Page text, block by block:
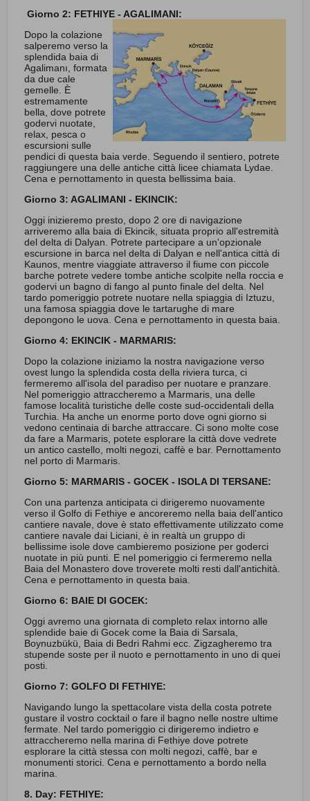
Giorno 2: FETHIYE - AGALIMANI:
Dopo la colazione
salperemo verso la
splendida baia di
Agalimanı, formata
da due cale
gemelle. È
estremamente
bella, dove potrete
godervi nuotate,
relax, pesca o
escursioni sulle
pendici di questa baia verde. Seguendo il sentiero, potrete
raggiungere una delle antiche città licee chiamata Lydae.
Cena e pernottamento in questa bellissima baia.
Giorno 3: AGALIMANI - EKINCIK:
Oggi inizieremo presto, dopo 2 ore di navigazione
arriveremo alla baia di Ekincik, situata proprio all'estremità
del delta di Dalyan. Potrete partecipare a un'opzionale
escursione in barca nel delta di Dalyan e nell'antica città di
Kaunos, mentre viaggiate attraverso il fiume con piccole
barche potrete vedere tombe antiche scolpite nella roccia e
godervi un bagno di fango al punto finale del delta. Nel
tardo pomeriggio potrete nuotare nella spiaggia di Iztuzu,
una famosa spiaggia dove le tartarughe di mare
depongono le uova. Cena e pernottamento in questa baia.
Giorno 4: EKINCIK - MARMARIS:
Dopo la colazione iniziamo la nostra navigazione verso
ovest lungo la splendida costa della riviera turca, ci
fermeremo all'isola del paradiso per nuotare e pranzare.
Nel pomeriggio attraccheremo a Marmaris, una delle
famose località turistiche delle coste sud-occidentali della
Turchia. Ha anche un enorme porto dove ogni giorno si
vedono centinaia di barche attraccare. Ci sono molte cose
da fare a Marmaris, potete esplorare la città dove vedrete
un antico castello, molti negozi, caffè e bar. Pernottamento
nel porto di Marmaris.
Giorno 5: MARMARIS - GOCEK - ISOLA DI TERSANE:
Con una partenza anticipata ci dirigeremo nuovamente
verso il Golfo di Fethiye e ancoreremo nella baia dell'antico
cantiere navale, dove è stato effettivamente utilizzato come
cantiere navale dai Liciani, è in realtà un gruppo di
bellissime isole dove cambieremo posizione per goderci
nuotate in più punti. E nel pomeriggio ci fermeremo nella
Baia del Monastero dove troverete molti resti dall'antichità.
Cena e pernottamento in questa baia.
Giorno 6: BAIE DI GOCEK:
Oggi avremo una giornata di completo relax intorno alle
splendide baie di Gocek come la Baia di Sarsala,
Boynuzbükü, Baia di Bedri Rahmi ecc. Zigzagheremo tra
stupende soste per il nuoto e pernottamento in uno di quei
posti.
Giorno 7: GOLFO DI FETHIYE:
Navigando lungo la spettacolare vista della costa potrete
gustare il vostro cocktail o fare il bagno nelle nostre ultime
fermate. Nel tardo pomeriggio ci dirigeremo indietro e
attraccheremo nella marina di Fethiye dove potrete
esplorare la città stessa con molti negozi, caffè, bar e
monumenti storici. Cena e pernottamento a bordo nella
marina.
8. Day: FETHIYE: